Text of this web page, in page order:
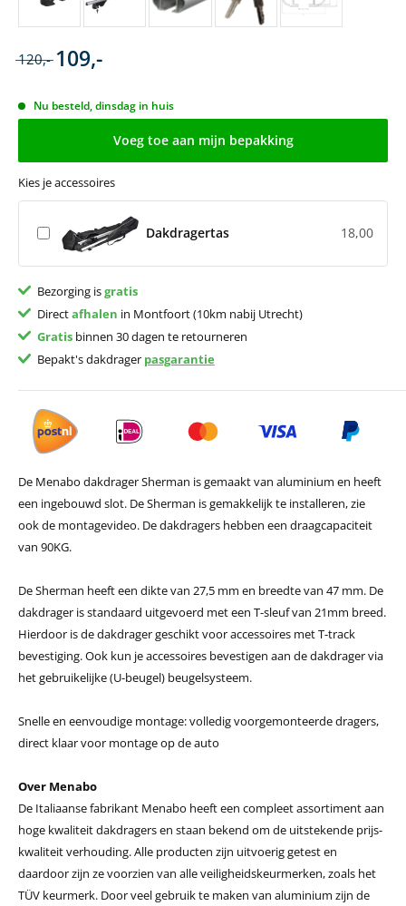
120,- 109,-
Nu besteld, dinsdag in huis
Voeg toe aan mijn bepakking
Kies je accessoires
Dakdragertas 18,00
Bezorging isgratis
Directafhalen in Montfoort (10km nabij Utrecht)
Gratisbinnen 30 dagen te retourneren
Bepakt's dakdrager pasgarantie
De Menabo dakdrager Sherman is gemaakt van aluminium en heeft
een ingebouwd slot. De Sherman is gemakkelijk te installeren, zie
ook de montagevideo. De dakdragers hebben een draagcapaciteit
van 90KG.
De Sherman heeft een dikte van 27,5 mm en breedte van 47 mm. De
dakdrager is standaard uitgevoerd met een T-sleuf van 21mm breed.
Hierdoor is de dakdrager geschikt voor accessoires met T-track
bevestiging. Ook kun je accessoires bevestigen aan de dakdrager via
het gebruikelijke (U-beugel) beugelsysteem.
Snelle en eenvoudige montage: volledig voorgemonteerde dragers,
direct klaar voor montage op de auto
Over Menabo
De Italiaanse fabrikant Menabo heeft een compleet assortiment aan
hoge kwaliteit dakdragers en staan bekend om de uitstekende prijs-
kwaliteit verhouding. Alle producten zijn uitvoerig getest en
daardoor zijn ze voorzien van alle veiligheidskeurmerken, zoals het
TÜV keurmerk. Door veel gebruik te maken van aluminium zijn de